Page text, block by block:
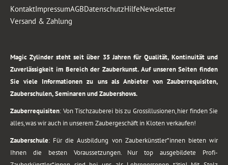
KontaktImpressumAGBDatenschutzHilfeNewsletter
Versand & Zahlung
Magic Zylinder steht seit über 35 Jahren für Qualität, Kontinuität und
Zuverlässigkeit im Bereich der Zauberkunst. Auf unseren Seiten finden
Sie viele Informationen zu uns als Anbieter von Zauberrequisiten,
Zauberschulen, Seminaren und Zaubershows.
Zauberrequisiten: Von Tischzauberei bis zu Grossillusionen, hier finden Sie
alles, was wir auch in unserem Zaubergeschäft in Kloten verkaufen!
Zauberschule: Für die Ausbildung von Zauberkünstler*innen bieten wir
Ihnen die besten Voraussetzungen. Nur top ausgebildete Profi-